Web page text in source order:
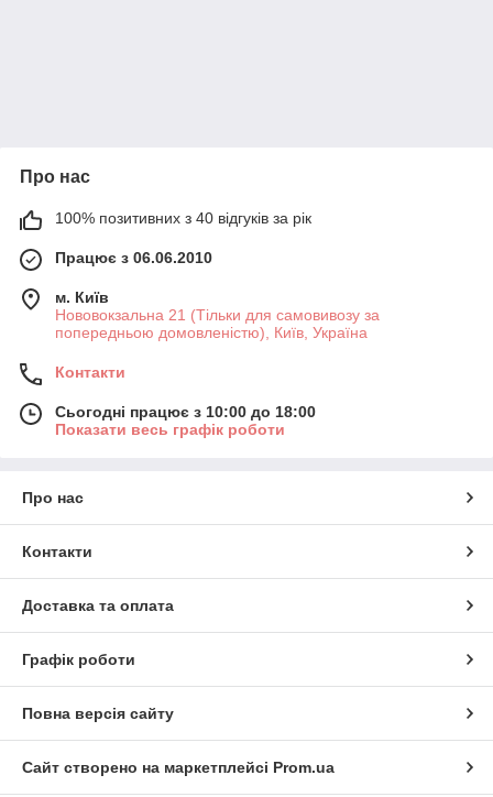
Про нас
100% позитивних з 40 відгуків за рік
Працює з 06.06.2010
м. Київ
Нововокзальна 21 (Тільки для самовивозу за
попередньою домовленістю), Київ, Україна
Контакти
Сьогодні працює з 10:00 до 18:00
Показати весь графік роботи
Про нас
Контакти
Доставка та оплата
Графік роботи
Повна версія сайту
Сайт створено на маркетплейсі Prom.ua